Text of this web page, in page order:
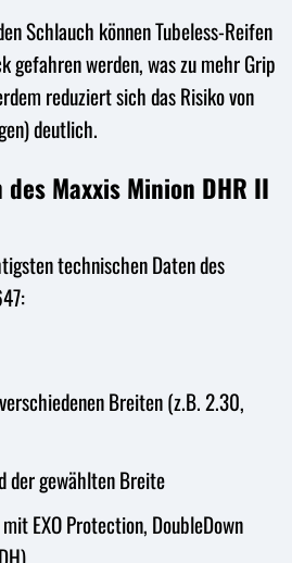
Schlauch können Tubeless-Reifen
gefahren werden, was zu mehr Grip
reduziert sich das Risiko von
deutlich.
Maxxis Minion DHR II
technischen Daten des
Breiten (z.B. 2.30,
der gewählten Breite
EXO Protection, DoubleDown